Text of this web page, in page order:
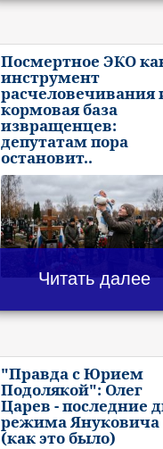
Посмертное ЭКО
инструмент
расчеловечивания
кормовая база
извращенцев:
депутатам пора
остановит..
Читать далее
"Правда с Юрием
Подолякой": Олег
Царев - последние
режима Януковича
(как это было)